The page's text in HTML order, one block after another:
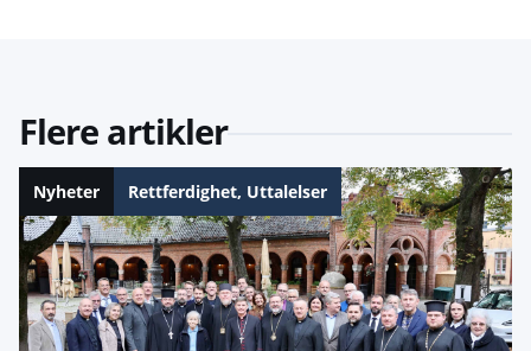
Flere artikler
Nyheter Rettferdighet, Uttalelser